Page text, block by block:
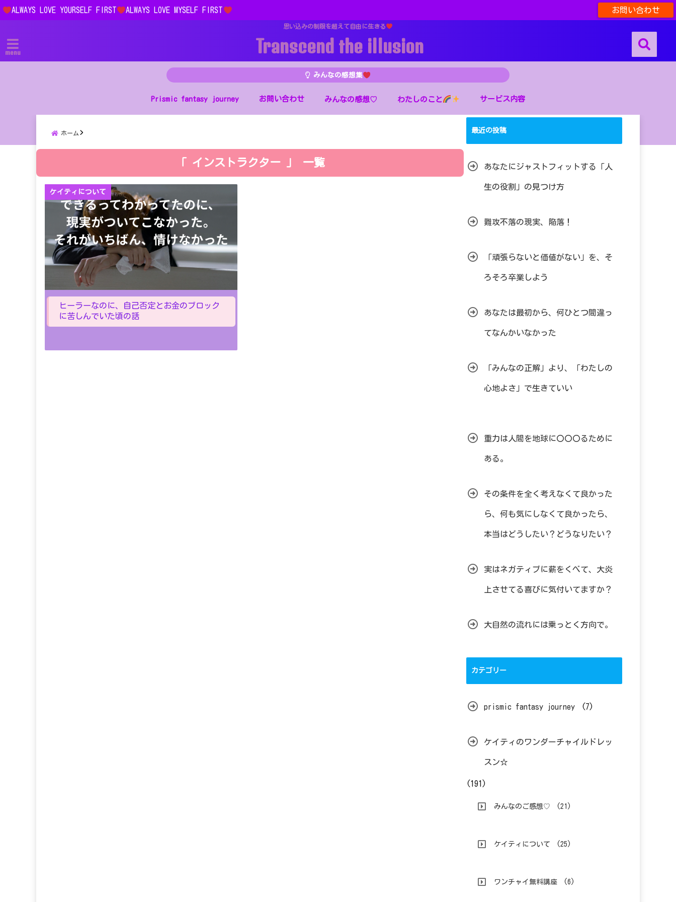
ALWAYS LOVE YOURSELF FIRST ALWAYS LOVE MYSELF FIRST お問い合わせ
思い込みの制限を超えて自由に生きる
menu Transcend the illusion
みんなの感想集
Prismic fantasy journey お問い合わせ みんなの感想♡ わたしのこと サービス内容
ホーム
「 インストラクター 」 一覧
ケイティについて
ヒーラーなのに、自己否定とお金のブロック
に苦しんでいた頃の話
最近の投稿
あなたにジャストフィットする「人
生の役割」の見つけ方
難攻不落の現実、陥落！
「頑張らないと価値がない」を、そ
ろそろ卒業しよう
あなたは最初から、何ひとつ間違っ
てなんかいなかった
「みんなの正解」より、「わたしの
心地よさ」で生きていい
重力は人間を地球に〇〇〇るために
ある。
その条件を全く考えなくて良かった
ら、何も気にしなくて良かったら、
本当はどうしたい？どうなりたい？
実はネガティブに薪をくべて、大炎
上させてる喜びに気付いてますか？
大自然の流れには乗っとく方向で。
カテゴリー
prismic fantasy journey (7)
ケイティのワンダーチャイルドレッ
スン☆
(191)
みんなのご感想♡ (21)
ケイティについて (25)
ワンチャイ無料講座 (6)